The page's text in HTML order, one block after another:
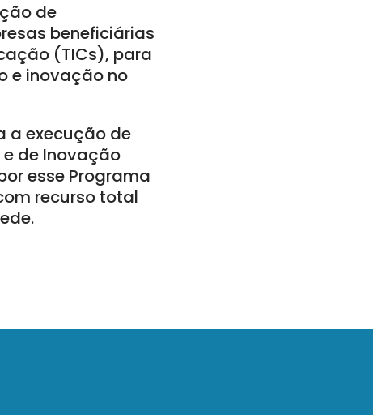
de
beneficiárias
(TICs), para
e inovação no
a execução de
de Inovação
esse Programa
recurso total